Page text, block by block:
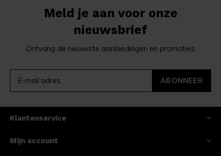
Meld je aan voor onze
nieuwsbrief
Ontvang de nieuwste aanbiedingen en promoties
ABONNEER
Klantenservice
Mijn account